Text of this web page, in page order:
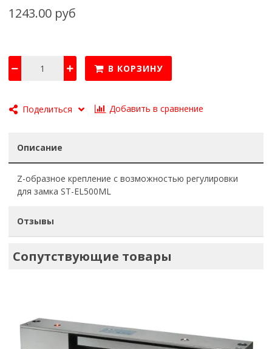
1243.00 руб
В КОРЗИНУ
Поделиться Добавить в сравнение
Описание
Z-образное крепление с возможностью регулировки
для замка ST-EL500ML
Отзывы
Сопутствующие товары